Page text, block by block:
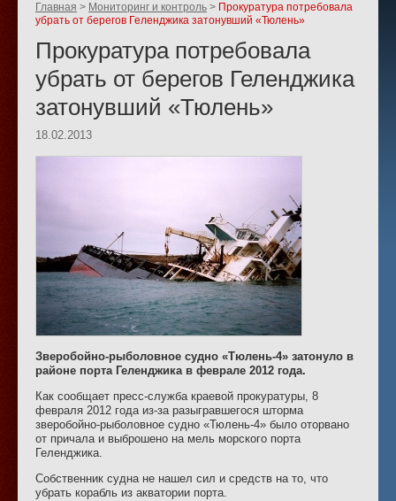
«ЭКО-КУБАНЬ»
Родительские
страницы:
Главная Мониторинг и контроль
Прокуратура потребовала
убрать от берегов Геленджика затонувший «Тюлень»
Прокуратура потребовала
убрать от берегов Геленджика
затонувший «Тюлень»
18.02.2013
Зверобойно-рыболовное судно «Тюлень-4» затонуло в
районе порта Геленджика в феврале 2012 года.
Как сообщает пресс-служба краевой прокуратуры, 8
февраля 2012 года из-за разыгравшегося шторма
зверобойно-рыболовное судно «Тюлень-4» было оторвано
от причала и выброшено на мель морского порта
Геленджика.
Собственник судна не нашел сил и средств на то, что
убрать корабль из акватории порта.